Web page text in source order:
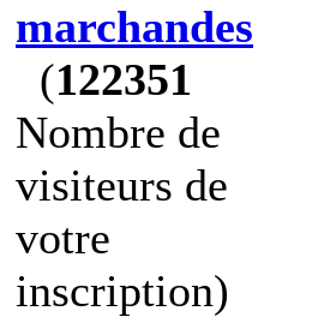
marchandes
(122351
Nombre de
visiteurs de
votre
inscription)